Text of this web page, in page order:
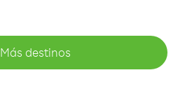
Más destinos